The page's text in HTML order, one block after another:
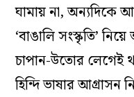
ঘামায় না, অন্যদিকে
‘বাঙালি সংস্কৃতি’
চাপান-উতোর লেগেই
হিন্দি ভাষার আগ্রাসন